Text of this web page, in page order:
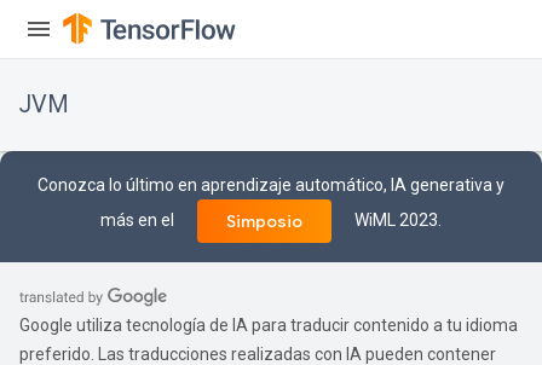
JVM
Conozca lo último en aprendizaje automático, IA generativa y
más en el
Simposio WiML 2023.
Google utiliza tecnología de IA para traducir contenido a tu idioma
preferido. Las traducciones realizadas con IA pueden contener